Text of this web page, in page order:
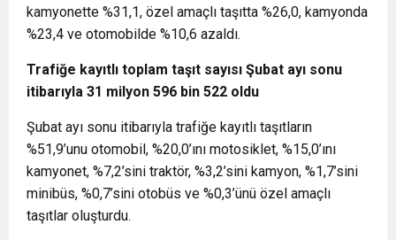
kamyonette %31,1, özel amaçlı taşıtta %26,0, kamyonda
%23,4 ve otomobilde %10,6 azaldı.
Trafiğe kayıtlı toplam taşıt sayısı Şubat ayı sonu
itibarıyla 31 milyon 596 bin 522 oldu
Şubat ayı sonu itibarıyla trafiğe kayıtlı taşıtların
%51,9’unu otomobil, %20,0’ını motosiklet, %15,0’ını
kamyonet, %7,2’sini traktör, %3,2’sini kamyon, %1,7’sini
minibüs, %0,7’sini otobüs ve %0,3’ünü özel amaçlı
taşıtlar oluşturdu.